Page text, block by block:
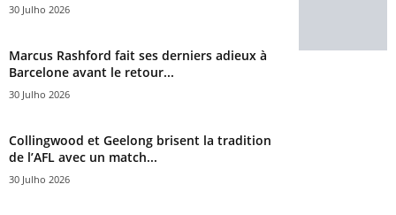
30 Julho 2026
Marcus Rashford fait ses derniers adieux à
Barcelone avant le retour...
30 Julho 2026
Collingwood et Geelong brisent la tradition
de l’AFL avec un match...
30 Julho 2026